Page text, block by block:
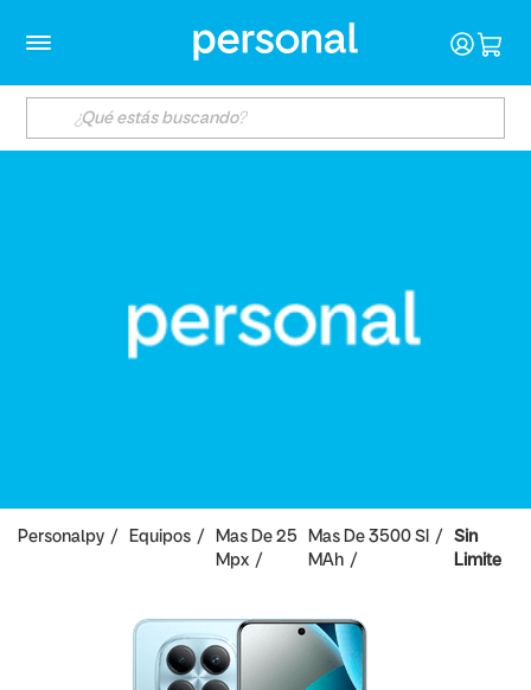
Personalpy Equipos
Mas De 25
Mpx
Mas De 3500
MAh
SI
Sin
Limite